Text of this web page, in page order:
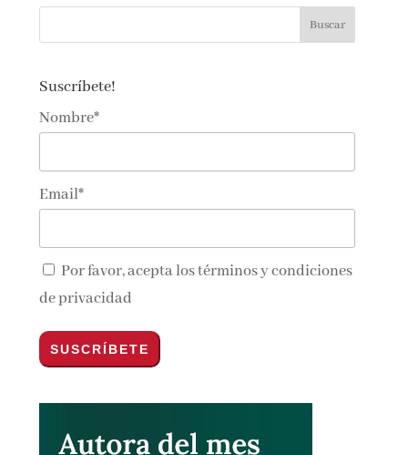
Suscríbete!
Nombre*
Email*
Por favor, acepta lostérminos y condiciones
de privacidad